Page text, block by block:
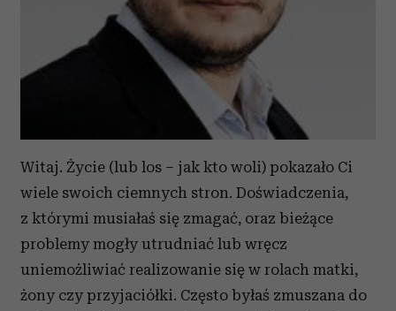
Witaj. Życie (lub los – jak kto woli) pokazało Ci
wiele swoich ciemnych stron. Doświadczenia,
z którymi musiałaś się zmagać, oraz bieżące
problemy mogły utrudniać lub wręcz
uniemożliwiać realizowanie się w rolach matki,
żony czy przyjaciółki. Często byłaś zmuszana do